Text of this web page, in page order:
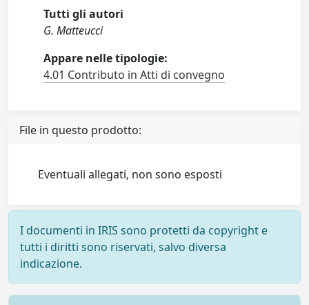
Tutti gli autori
G. Matteucci
Appare nelle tipologie:
4.01 Contributo in Atti di convegno
File in questo prodotto:
Eventuali allegati, non sono esposti
I documenti in IRIS sono protetti da copyright e
tutti i diritti sono riservati, salvo diversa
indicazione.